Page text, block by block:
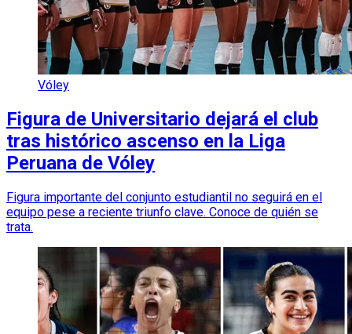
Vóley
Figura de Universitario dejará el club
tras histórico ascenso en la Liga
Peruana de Vóley
Figura importante del conjunto estudiantil no seguirá en el
equipo pese a reciente triunfo clave. Conoce de quién se
trata.